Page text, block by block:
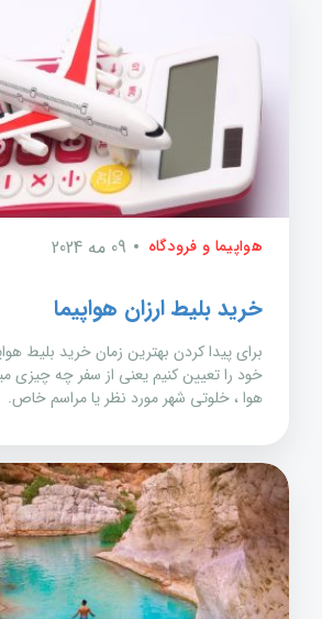
هواپیما و فرودگاه 09 مه 2024
خرید بلیط ارزان هواپیما
برای پیدا کردن بهترین زمان خرید بلیط
خود را تعیین کنیم یعنی از سفر چه چیزی
هوا ، خلوتی شهر مورد نظر یا مراسم خاص.